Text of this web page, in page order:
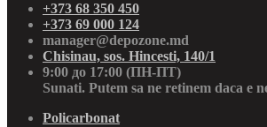
+373 68 350 450
+373 69 000 124
manager@depozone.md
Chisinau, sos. Hincesti, 140/1
9:00 до 17:00 (ПН-ПТ)
Sunati. Putem sa ne retinem daca e
Policarbonat